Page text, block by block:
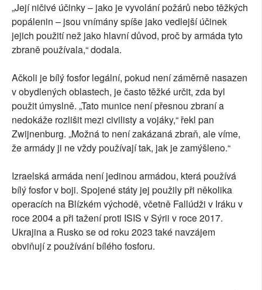
„Její ničivé účinky – jako je vyvolání požárů nebo těžkých
popálenin – jsou vnímány spíše jako vedlejší účinek
jejich použití než jako hlavní důvod, proč by armáda tyto
zbraně používala,“ dodala.
Ačkoli je bílý fosfor legální, pokud není záměrně nasazen
v obydlených oblastech, je často těžké určit, zda byl
použit úmyslně. „Tato munice není přesnou zbraní a
nedokáže rozlišit mezi civilisty a vojáky,“ řekl pan
Zwijnenburg. „Možná to není zakázaná zbraň, ale víme,
že armády ji ne vždy používají tak, jak je zamýšleno.“
Izraelská armáda není jedinou armádou, která používá
bílý fosfor v boji. Spojené státy jej použily při několika
operacích na Blízkém východě, včetně Fallúdži v Iráku v
roce 2004 a při tažení proti ISIS v Sýrii v roce 2017.
Ukrajina a Rusko se od roku 2023 také navzájem
obviňují z používání bílého fosforu.